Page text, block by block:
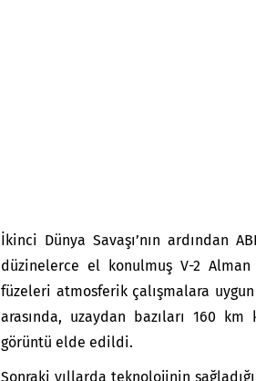
İkinci Dünya Savaşı’nın ardından
düzinelerce el konulmuş V-2 Alman
füzeleri atmosferik çalışmalara
arasında, uzaydan bazıları 160
görüntü elde edildi.
Sonraki yıllarda teknolojinin